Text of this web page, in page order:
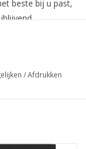
beste bij u past,
/Afdrukken